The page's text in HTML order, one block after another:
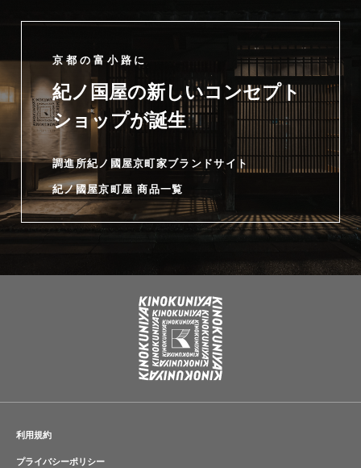
京都の富小路に
紀ノ国屋の新しいコンセプト
ショップが誕生
調進所紀ノ國屋京町家ブランドサイト
紀ノ國屋京町屋 商品一覧
利用規約
プライバシーポリシー